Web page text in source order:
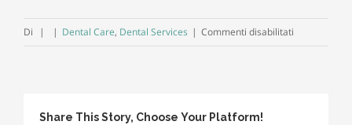
Di | | Dental Care, Dental Services | Commenti disabilitati
Share This Story, Choose Your Platform!